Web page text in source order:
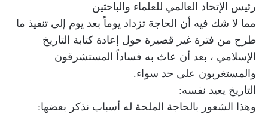
رئيس الإتحاد العالمي للعلماء والباحثين
مما لا شك فيه أن الحاجة تزداد يوماً بعد يوم إلى تنفيذ ما
طرح من فترة غير قصيرة حول إعادة كتابة التاريخ
الإسلامي ، بعد أن عاث به فساداً المستشرقون
والمستغربون على حد سواء.
التاريخ يعيد نفسه:
وهذا الشعور بالحاجة الملحة له أسباب نذكر بعضها: